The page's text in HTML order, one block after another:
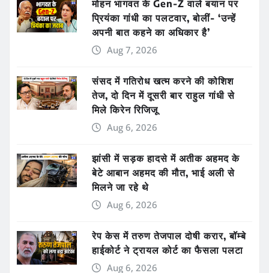
मोहन भागवत के Gen-Z वाले बयान पर
प्रियंका गांधी का पलटवार, बोलीं- ‘उन्हें
अपनी बात कहने का अधिकार है’
Aug 7, 2026
संसद में गतिरोध खत्म करने की कोशिश
तेज, दो दिन में दूसरी बार राहुल गांधी से
मिले किरेन रिजिजू
Aug 6, 2026
झांसी में सड़क हादसे में अतीक अहमद के
बेटे आबान अहमद की मौत, भाई अली से
मिलने जा रहे थे
Aug 6, 2026
रेप केस में तरुण तेजपाल दोषी करार, बॉम्बे
हाईकोर्ट ने ट्रायल कोर्ट का फैसला पलटा
Aug 6, 2026